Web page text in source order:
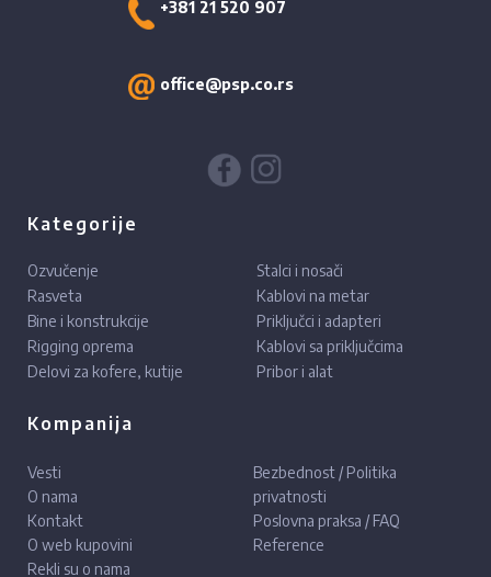
+381 21 520 907
office@psp.co.rs
Kategorije
Ozvučenje
Rasveta
Bine i konstrukcije
Rigging oprema
Delovi za kofere, kutije
Stalci i nosači
Kablovi na metar
Priključci i adapteri
Kablovi sa priključcima
Pribor i alat
Kompanija
Vesti
O nama
Kontakt
O web kupovini
Rekli su o nama
Bezbednost / Politika
privatnosti
Poslovna praksa / FAQ
Reference